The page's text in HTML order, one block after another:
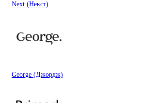
Next (Некст)
George (Джордж)